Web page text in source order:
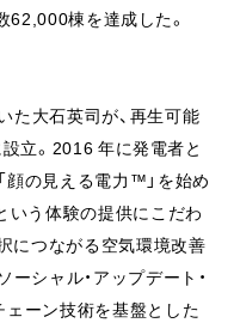
62,000棟を達成した。
た大石英司が、再生可能
立。2016 年に発電者と
顔の見える電力™️」を始め
いう体験の提供にこだわ
につながる空気環境改善
ーシャル・アップデート・
ェーン技術を基盤とした